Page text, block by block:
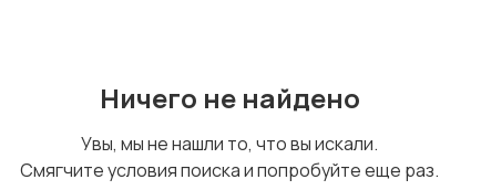
Ничего не найдено
Увы, мы не нашли то, что вы искали.
Смягчите условия поиска и попробуйте еще раз.